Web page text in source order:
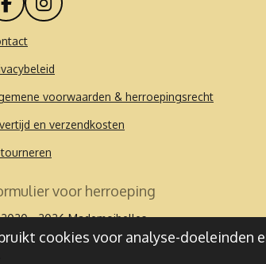
cookies voor analyse-
F
a
c
b
o
k
I
n
a
g
a
voorwaarden & herroepingsrecht
en verzendkosten
voor herroeping
- 2026 Mademoibelles